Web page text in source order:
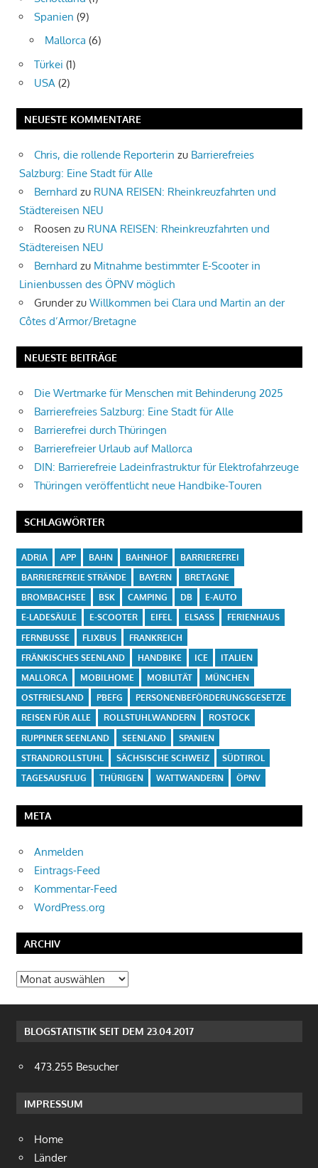
Spanien (9)
Mallorca (6)
Türkei (1)
USA (2)
NEUESTE KOMMENTARE
Chris, die rollende Reporterin zu Barrierefreies
Salzburg: Eine Stadt für Alle
Bernhard zu RUNA REISEN: Rheinkreuzfahrten und
Städtereisen NEU
Roosen zu RUNA REISEN: Rheinkreuzfahrten und
Städtereisen NEU
Bernhard zu Mitnahme bestimmter E-Scooter in
Linienbussen des ÖPNV möglich
Grunderzu Willkommen bei Clara und Martin an der
Côtes d’Armor/Bretagne
NEUESTE BEITRÄGE
Die Wertmarke für Menschen mit Behinderung 2025
Barrierefreies Salzburg: Eine Stadt für Alle
Barrierefrei durch Thüringen
Barrierefreier Urlaub auf Mallorca
DIN: Barrierefreie Ladeinfrastruktur für Elektrofahrzeuge
Thüringen veröffentlicht neue Handbike-Touren
SCHLAGWÖRTER
ADRIA APP BAHN BAHNHOF
BARRIEREFREI
BARRIEREFREIE STRÄNDE
BAYERN
BRETAGNE
BROMBACHSEE
BSK CAMPING DB
E-AUTO
E-LADESÄULE
E-SCOOTER EIFEL ELSASS
FERIENHAUS
FERNBUSSE
FLIXBUS
FRANKREICH
FRÄNKISCHES SEENLAND
HANDBIKE ICE
ITALIEN
MALLORCA
MOBILHOME MOBILITÄT
MÜNCHEN
OSTFRIESLAND
PBEFG
PERSONENBEFÖRDERUNGSGESETZE
REISEN FÜR ALLE
ROLLSTUHLWANDERN
ROSTOCK
RUPPINER SEENLAND
SEENLAND
SPANIEN
STRANDROLLSTUHL
SÄCHSISCHE SCHWEIZ
SÜDTIROL
TAGESAUSFLUG
THÜRIGEN WATTWANDERN ÖPNV
META
Anmelden
Eintrags-Feed
Kommentar-Feed
WordPress.org
ARCHIV
Archiv
BLOGSTATISTIK SEIT DEM 23.04.2017
473.255 Besucher
IMPRESSUM
Home
Länder